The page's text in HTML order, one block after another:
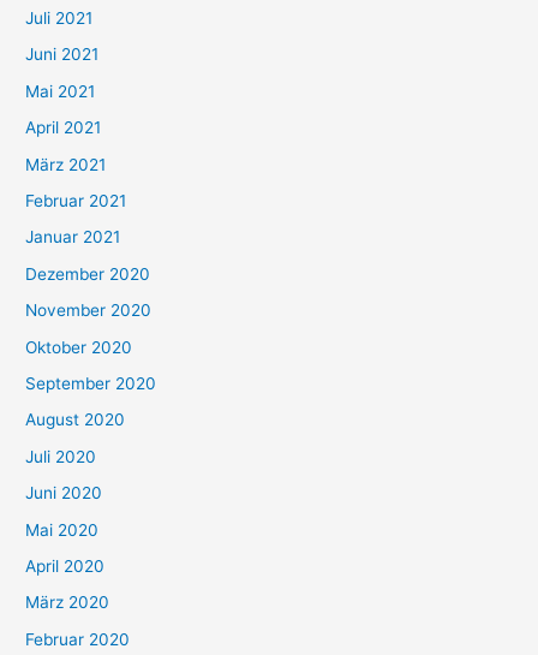
a
c
h
:
Juli 2021
Juni 2021
Mai 2021
April 2021
März 2021
Februar 2021
Januar 2021
Dezember 2020
November 2020
Oktober 2020
September 2020
August 2020
Juli 2020
Juni 2020
Mai 2020
April 2020
März 2020
Februar 2020